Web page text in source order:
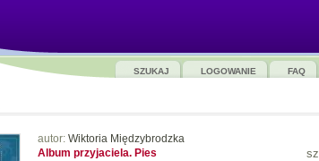
SZUKAJ LOGOWANIE FAQ
autor: Wiktoria Międzybrodzka
Album przyjaciela. Pies